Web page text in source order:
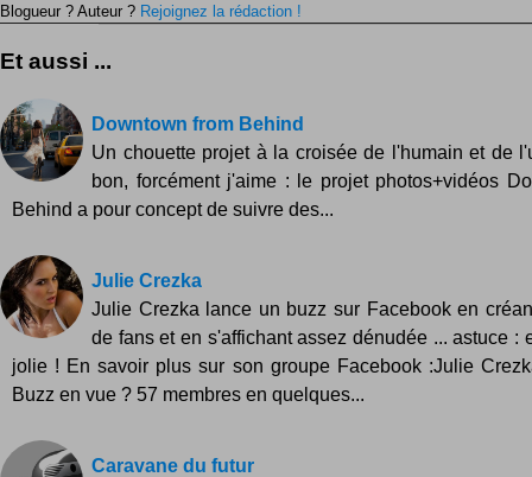
Blogueur ? Auteur ? Rejoignez la rédaction !
Et aussi ...
Downtown from Behind
Un chouette projet à la croisée de l'humain et de
bon, forcément j'aime : le projet photos+vidéos
Behind a pour concept de suivre des...
Julie Crezka
Julie Crezka lance un buzz sur Facebook en
de fans et en s'affichant assez dénudée ... astuce :
jolie ! En savoir plus sur son groupe Facebook :Julie
Buzz en vue ? 57 membres en quelques...
Caravane du futur